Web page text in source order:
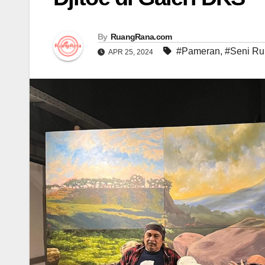
By RuangRana.com
APR 25, 2024 #Pameran, #Seni